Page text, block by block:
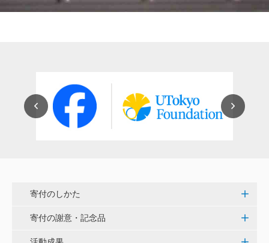
用いただけると幸いです。 <東京大学動物医療センタ
ー未来基金（東大VMC基金）>
白石流司、その始まりを赤門に。 <ひらけ！赤門プロ
ジェクト>
寄付のしかた
寄付の謝意・記念品